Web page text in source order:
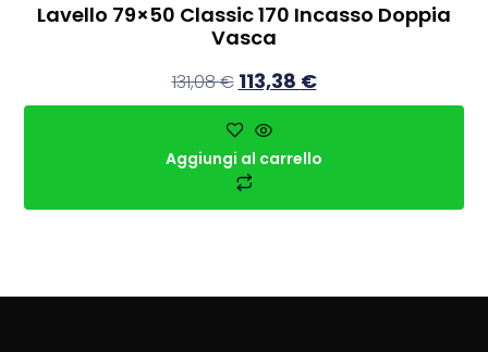
Lavello 79×50 Classic 170 Incasso Doppia
Vasca
131,08€ 113,38 €
Aggiungi al carrello